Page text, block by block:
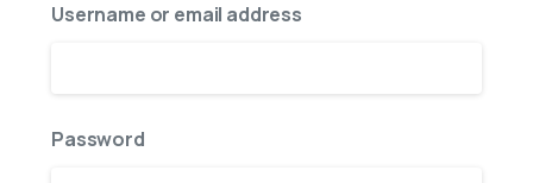
Username or email address
Password